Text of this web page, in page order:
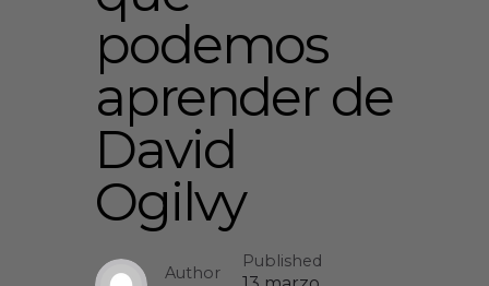
podemos
aprender de
David
Ogilvy
Author
Published